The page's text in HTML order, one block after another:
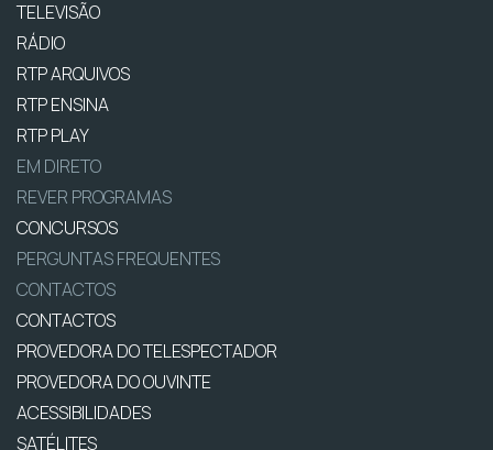
TELEVISÃO
RÁDIO
RTP ARQUIVOS
RTP ENSINA
RTP PLAY
EM DIRETO
REVER PROGRAMAS
CONCURSOS
PERGUNTAS FREQUENTES
CONTACTOS
CONTACTOS
PROVEDORA DO TELESPECTADOR
PROVEDORA DO OUVINTE
ACESSIBILIDADES
SATÉLITES